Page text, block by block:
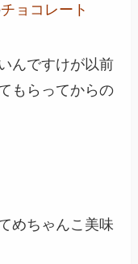
チョコレート
んですけが以前
もらってからの
めちゃんこ美味